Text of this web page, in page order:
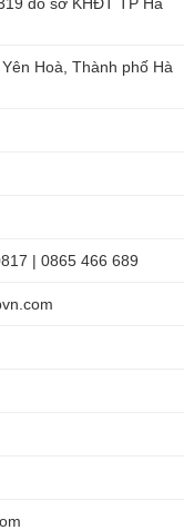
Hoà, Thành phố Hà
| 0865 466 689